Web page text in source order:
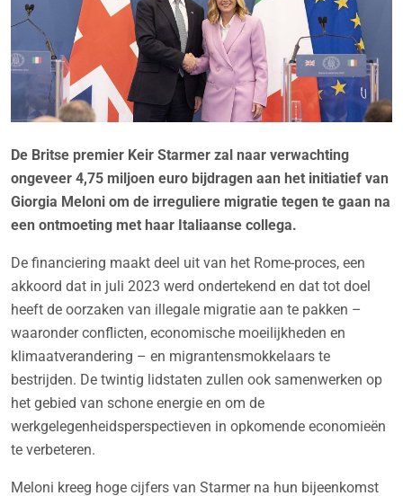
De Britse premier Keir Starmer zal naar verwachting
ongeveer 4,75 miljoen euro bijdragen aan het initiatief van
Giorgia Meloni om de irreguliere migratie tegen te gaan na
een ontmoeting met haar Italiaanse collega.
De financiering maakt deel uit van het Rome-proces, een
akkoord dat in juli 2023 werd ondertekend en dat tot doel
heeft de oorzaken van illegale migratie aan te pakken –
waaronder conflicten, economische moeilijkheden en
klimaatverandering – en migrantensmokkelaars te
bestrijden. De twintig lidstaten zullen ook samenwerken op
het gebied van schone energie en om de
werkgelegenheidsperspectieven in opkomende economieën
te verbeteren.
Meloni kreeg hoge cijfers van Starmer na hun bijeenkomst